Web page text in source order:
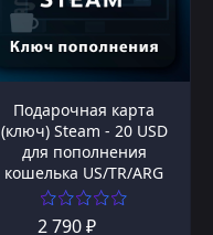
Подарочная карта
(ключ) Steam - 20 USD
для пополнения
кошелька US/TR/ARG
2 790 ₽